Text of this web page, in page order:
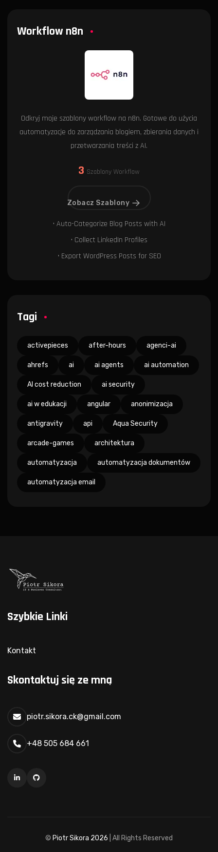
Workflow n8n
Odkryj moje szablony workflow na n8n. Gotowe do użycia
automatyzacje do zarządzania blogiem, zbierania danych i
przetwarzania treści z AI.
3 Szablony Workflow
Zobacz Szablony
• Auto-Categorize Blog Posts with AI
• Collect LinkedIn Profiles
• Export WordPress Posts for SEO
Tagi
activepieces after-hours agenci-ai
ahrefs ai ai agents ai automation
AI cost reduction ai security
ai w edukacji angular anonimizacja
antigravity api Aqua Security
arcade-games architektura
automatyzacja automatyzacja dokumentów
automatyzacja email
Szybkie Linki
Kontakt
Skontaktuj się ze mną
piotr.sikora.ck@gmail.com
+48 505 684 661
© Piotr Sikora 2026 | All Rights Reserved